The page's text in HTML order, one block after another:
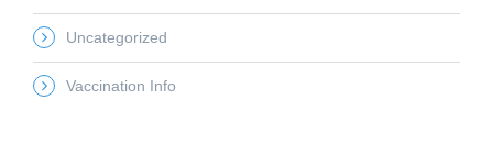
Uncategorized
Vaccination Info